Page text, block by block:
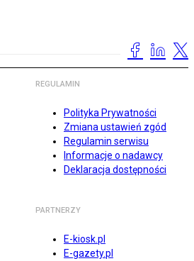
REGULAMIN
Polityka Prywatności
Zmiana ustawień zgód
Regulamin serwisu
Informacje o nadawcy
Deklaracja dostępności
PARTNERZY
E-kiosk.pl
E-gazety.pl